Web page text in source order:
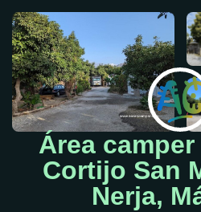
Área
Cortijo San
Nerja,